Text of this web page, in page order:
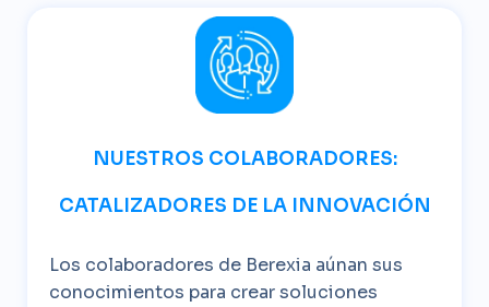
NUESTROS COLABORADORES:
CATALIZADORES DE LA INNOVACIÓN
Los colaboradores de Berexia aúnan sus
conocimientos para crear soluciones